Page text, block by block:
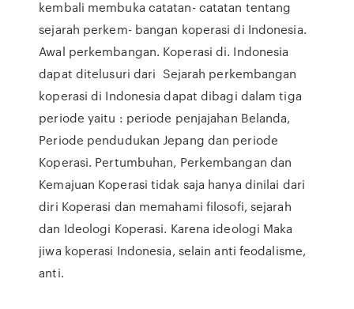
kembali membuka catatan- catatan tentang
sejarah perkem- bangan koperasi di Indonesia.
Awal perkembangan. Koperasi di. Indonesia
dapat ditelusuri dari Sejarah perkembangan
koperasi di Indonesia dapat dibagi dalam tiga
periode yaitu : periode penjajahan Belanda,
Periode pendudukan Jepang dan periode
Koperasi. Pertumbuhan, Perkembangan dan
Kemajuan Koperasi tidak saja hanya dinilai dari
diri Koperasi dan memahami filosofi, sejarah
dan Ideologi Koperasi. Karena ideologi Maka
jiwa koperasi Indonesia, selain anti feodalisme,
anti.